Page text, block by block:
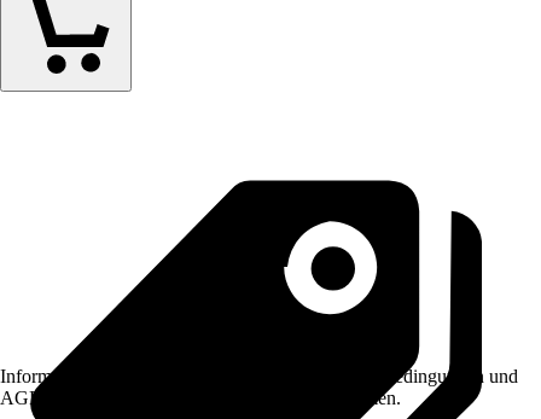
Informationen des Verkäufers, wie z. B. Rückgabebedingungen und
AGB, finden Sie bei Klick auf den Verkäufernamen.